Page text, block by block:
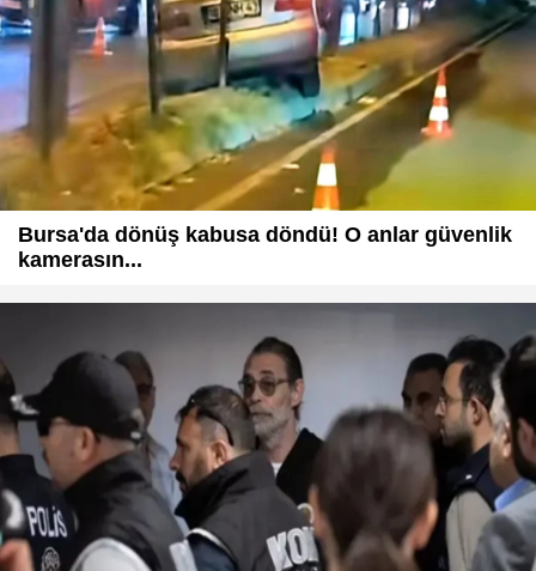
Bursa'da dönüş kabusa döndü! O anlar güvenlik
kamerasın...